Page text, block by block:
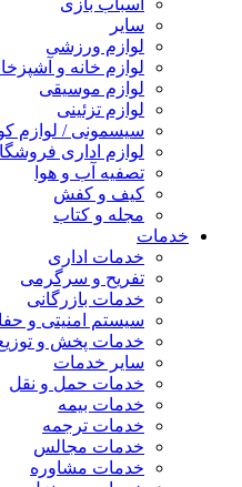
اسباب بازی
سایر
لوازم ورزشی
لوازم خانه و
لوازم موسیقی
لوازم تزئینی
سیسمونی / لوازم
لوازم اداری
تصفیه آب و هوا
کیف و کفش
مجله و کتاب
خدمات
خدمات اداری
تفریح و سرگرمی
خدمات بازرگانی
سیستم امنیتی و
خدمات پخش و
سایر خدمات
خدمات حمل و نقل
خدمات بیمه
خدمات ترجمه
خدمات مجالس
خدمات مشاوره